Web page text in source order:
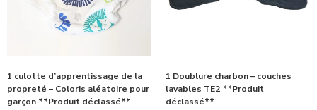
1 culotte d’apprentissage de la
propreté – Coloris aléatoire pour
garçon **Produit déclassé**
1 Doublure charbon – couches
lavables TE2 **Produit
déclassé**